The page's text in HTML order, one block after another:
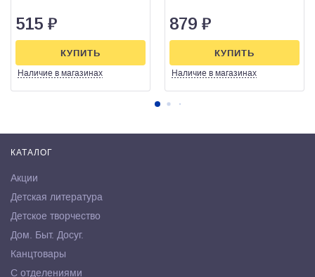
515 ₽
Наличие в магазинах
КУПИТЬ
879 ₽
Наличие в магазинах
КУПИТЬ
КАТАЛОГ
Акции
Детская литература
Детское творчество
Дом. Быт. Досуг.
Канцтовары
С отделениями